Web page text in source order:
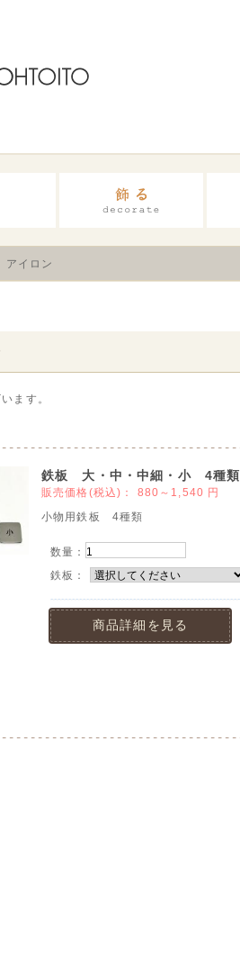
アイロン
ます。
鉄板 大・中・中細・小 4種類
販売価格(税込)： 880～1,540 円
小物用鉄板 4種類
数量：
鉄板：
商品詳細を見る